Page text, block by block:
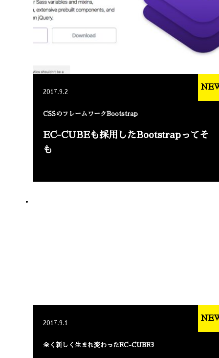
2017.9.2
CSSのフレームワークBootstrap
EC-CUBEも採用したBootstrapってそ
も
2017.9.1
全く新しく生まれ変わったEC-CUBE3